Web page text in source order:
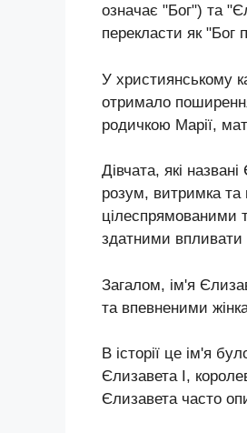
означає "Бог") та
перекласти як "Бог
У християнському
отримало
родичкою Марії,
Дівчата, які
розум, витримка та
цілеспрямованими
здатними впливати
Загалом, ім'я
та впевненими
В історії це ім'я
Єлизавета I,
Єлизавета часто